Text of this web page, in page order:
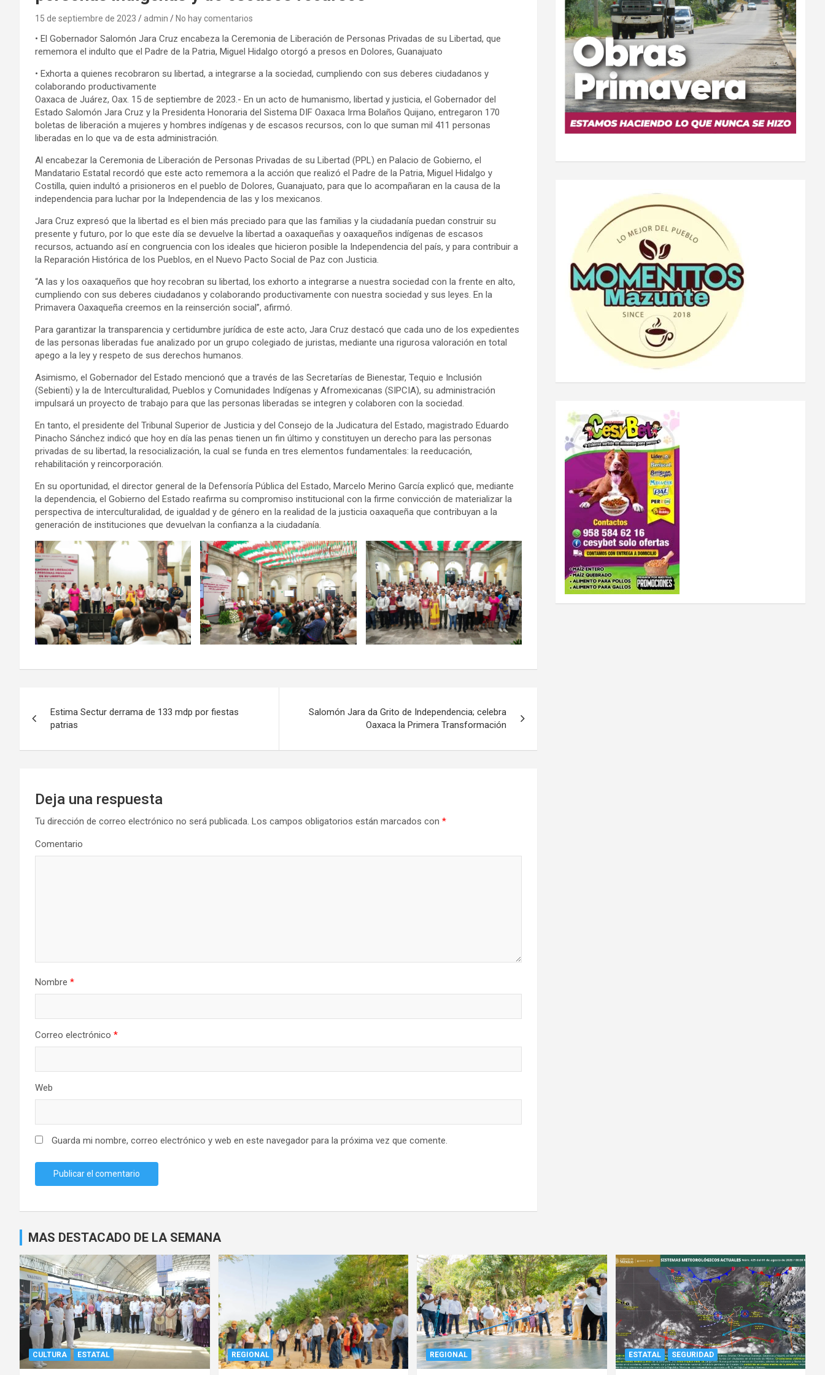
15 de septiembre de 2023 admin No hay comentarios
• El Gobernador Salomón Jara Cruz encabeza la Ceremonia de Liberación de Personas Privadas de su Libertad, que
rememora el indulto que el Padre de la Patria, Miguel Hidalgo otorgó a presos en Dolores, Guanajuato
• Exhorta a quienes recobraron su libertad, a integrarse a la sociedad, cumpliendo con sus deberes ciudadanos y
colaborando productivamente
Oaxaca de Juárez, Oax. 15 de septiembre de 2023.- En un acto de humanismo, libertad y justicia, el Gobernador del
Estado Salomón Jara Cruz y la Presidenta Honoraria del Sistema DIF Oaxaca Irma Bolaños Quijano, entregaron 170
boletas de liberación a mujeres y hombres indígenas y de escasos recursos, con lo que suman mil 411 personas
liberadas en lo que va de esta administración.
Al encabezar la Ceremonia de Liberación de Personas Privadas de su Libertad (PPL) en Palacio de Gobierno, el
Mandatario Estatal recordó que este acto rememora a la acción que realizó el Padre de la Patria, Miguel Hidalgo y
Costilla, quien indultó a prisioneros en el pueblo de Dolores, Guanajuato, para que lo acompañaran en la causa de la
independencia para luchar por la Independencia de las y los mexicanos.
Jara Cruz expresó que la libertad es el bien más preciado para que las familias y la ciudadanía puedan construir su
presente y futuro, por lo que este día se devuelve la libertad a oaxaqueñas y oaxaqueños indígenas de escasos
recursos, actuando así en congruencia con los ideales que hicieron posible la Independencia del país, y para contribuir a
la Reparación Histórica de los Pueblos, en el Nuevo Pacto Social de Paz con Justicia.
“A las y los oaxaqueños que hoy recobran su libertad, los exhorto a integrarse a nuestra sociedad con la frente en alto,
cumpliendo con sus deberes ciudadanos y colaborando productivamente con nuestra sociedad y sus leyes. En la
Primavera Oaxaqueña creemos en la reinserción social”, afirmó.
Para garantizar la transparencia y certidumbre jurídica de este acto, Jara Cruz destacó que cada uno de los expedientes
de las personas liberadas fue analizado por un grupo colegiado de juristas, mediante una rigurosa valoración en total
apego a la ley y respeto de sus derechos humanos.
Asimismo, el Gobernador del Estado mencionó que a través de las Secretarías de Bienestar, Tequio e Inclusión
(Sebienti) y la de Interculturalidad, Pueblos y Comunidades Indígenas y Afromexicanas (SIPCIA), su administración
impulsará un proyecto de trabajo para que las personas liberadas se integren y colaboren con la sociedad.
En tanto, el presidente del Tribunal Superior de Justicia y del Consejo de la Judicatura del Estado, magistrado Eduardo
Pinacho Sánchez indicó que hoy en día las penas tienen un fin último y constituyen un derecho para las personas
privadas de su libertad, la resocialización, la cual se funda en tres elementos fundamentales: la reeducación,
rehabilitación y reincorporación.
En su oportunidad, el director general de la Defensoría Pública del Estado, Marcelo Merino García explicó que, mediante
la dependencia, el Gobierno del Estado reafirma su compromiso institucional con la firme convicción de materializar la
perspectiva de interculturalidad, de igualdad y de género en la realidad de la justicia oaxaqueña que contribuyan a la
generación de instituciones que devuelvan la confianza a la ciudadanía.
de
entradas
Estima Sectur derrama de 133 mdp por fiestas
patrias
Salomón Jara da Grito de Independencia; celebra
Oaxaca la Primera Transformación
Deja una respuesta
Tu dirección de correo electrónico no será publicada. Los campos obligatorios están marcados con *
Comentario
Nombre *
Correo electrónico *
Web
Guarda mi nombre, correo electrónico y web en este navegador para la próxima vez que comente.
MAS DESTACADO DE LA SEMANA
CULTURA ESTATAL REGIONAL REGIONAL ESTATAL SEGURIDAD